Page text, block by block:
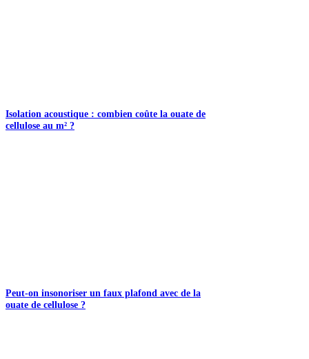
Isolation acoustique : combien coûte la ouate de
cellulose au m² ?
Peut-on insonoriser un faux plafond avec de la
ouate de cellulose ?